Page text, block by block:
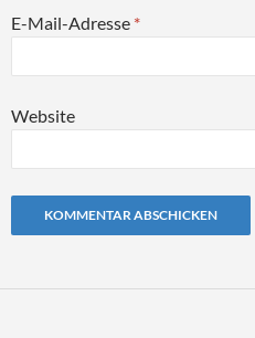
E-Mail-Adresse *
Website